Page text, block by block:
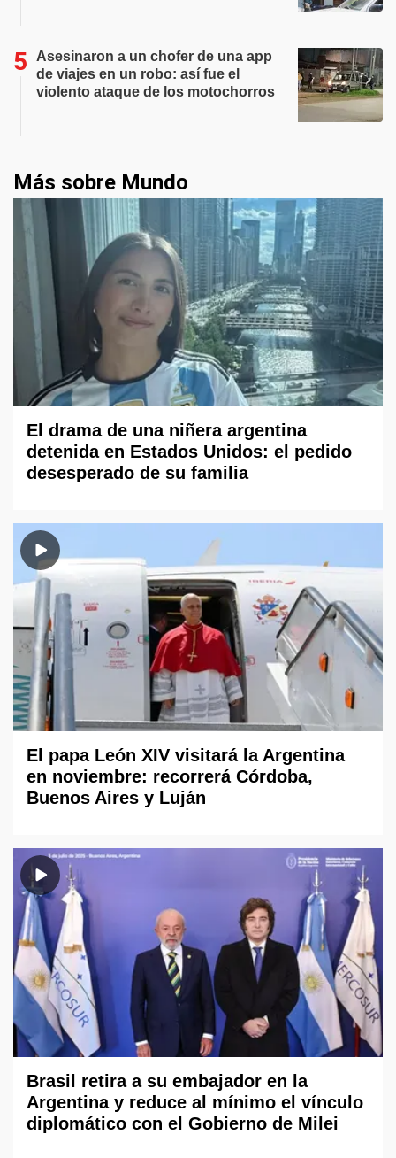
Asesinaron a un chofer de una app
de viajes en un robo: así fue el
violento ataque de los motochorros
Más sobre Mundo
El drama de una niñera argentina
detenida en Estados Unidos: el pedido
desesperado de su familia
El papa León XIV visitará la Argentina
en noviembre: recorrerá Córdoba,
Buenos Aires y Luján
Brasil retira a su embajador en la
Argentina y reduce al mínimo el vínculo
diplomático con el Gobierno de Milei